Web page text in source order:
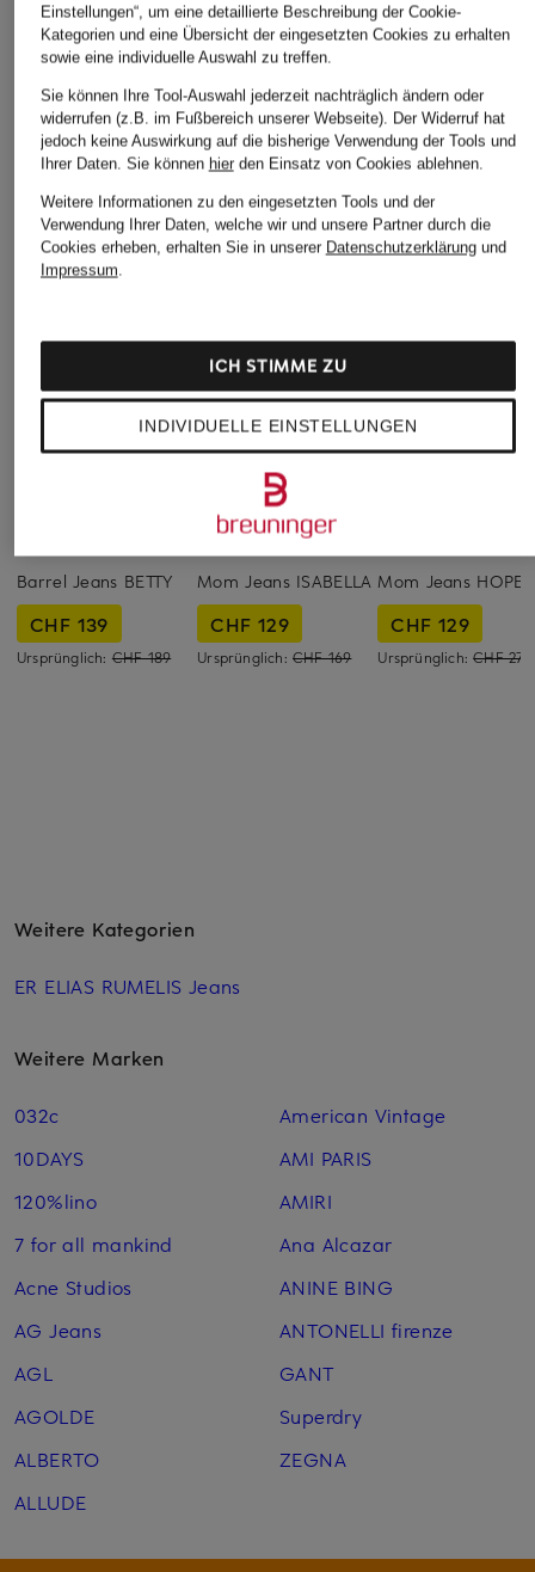
Barrel Jeans BETTY
CHF 139
Ursprünglich: CHF 189
ELIAS RUMELIS
Mom Jeans ISABELLA
CHF 129
Ursprünglich: CHF 169
Mom Jeans HOPE
CHF 129
Ursprünglich:CHF 279
Weitere Kategorien
ER ELIAS RUMELIS Jeans
Weitere Marken
032c
10DAYS
120%lino
7 for all mankind
Acne Studios
AG Jeans
AGL
AGOLDE
ALBERTO
ALLUDE
American Vintage
AMI PARIS
AMIRI
Ana Alcazar
ANINE BING
ANTONELLI firenze
GANT
Superdry
ZEGNA
Einstellungen“, um eine detaillierte Beschreibung der Cookie-
Kategorien und eine Übersicht der eingesetzten Cookies zu erhalten
sowie eine individuelle Auswahl zu treffen.
Sie können Ihre Tool-Auswahl jederzeit nachträglich ändern oder
widerrufen (z.B. im Fußbereich unserer Webseite). Der Widerruf hat
jedoch keine Auswirkung auf die bisherige Verwendung der Tools und
Ihrer Daten. Sie können hierden Einsatz von Cookies ablehnen.
Weitere Informationen zu den eingesetzten Tools und der
Verwendung Ihrer Daten, welche wir und unsere Partner durch die
Cookies erheben, erhalten Sie in unserer Datenschutzerklärungund
Impressum.
INDIVIDUELLE EINSTELLUNGEN
ICH STIMME ZU